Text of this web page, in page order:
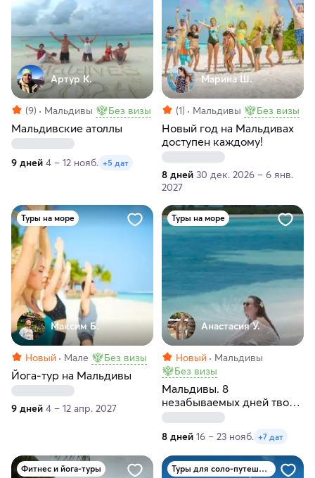
Артур К.
(9) Мальдивы Без визы
Мальдивcкие атоллы
9 дней 4 – 12 нояб. +5 дат
Марина Ш.
(1) Мальдивы Без визы
Новый год на Мальдивах
доступен каждому!
8 дней 30 дек. 2026 – 6 янв.
2027
Туры на море
Максим Б.
Новый Мале Без визы
Йога-тур на Мальдивы
9 дней 4 – 12 апр. 2027
Туры на море
Анастасия У.
Новый
Мальдивы
Без визы
Мальдивы. 8
незабываемых дней твоей
жизни
8 дней 16 – 23 нояб. +7 дат
Фитнес и йога-туры Туры для соло-путешественников